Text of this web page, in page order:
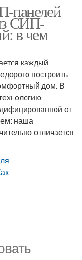
Бюджетный дом
панелей
СИП-
в чем
каждый
построить
дом. В
от
наша
отличается